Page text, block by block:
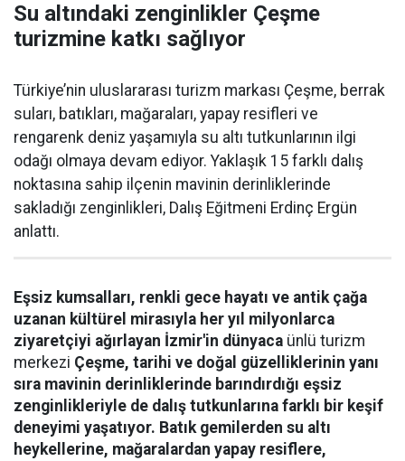
Su altındaki zenginlikler Çeşme
turizmine katkı sağlıyor
Türkiye’nin uluslararası turizm markası Çeşme, berrak
suları, batıkları, mağaraları, yapay resifleri ve
rengarenk deniz yaşamıyla su altı tutkunlarının ilgi
odağı olmaya devam ediyor. Yaklaşık 15 farklı dalış
noktasına sahip ilçenin mavinin derinliklerinde
sakladığı zenginlikleri, Dalış Eğitmeni Erdinç Ergün
anlattı.
Eşsiz kumsalları, renkli gece hayatı ve antik çağa
uzanan kültürel mirasıyla her yıl milyonlarca
ziyaretçiyi ağırlayan İzmir'in dünyaca ünlü turizm
merkezi Çeşme, tarihi ve doğal güzelliklerinin yanı
sıra mavinin derinliklerinde barındırdığı eşsiz
zenginlikleriyle de dalış tutkunlarına farklı bir keşif
deneyimi yaşatıyor. Batık gemilerden su altı
heykellerine, mağaralardan yapay resiflere,